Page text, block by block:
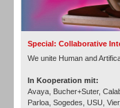
Special: Collaborative
We unite Human and
In Kooperation mit:
Avaya, Bucher+Suter,
Parloa, Sogedes, USU,